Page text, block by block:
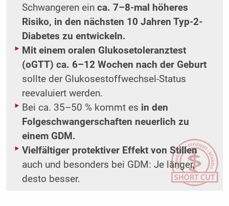
Schwangeren ein ca. 7–8-mal höheres
Risiko, in den nächsten 10 Jahren Typ-2-
Diabetes zu ­entwickeln.
Mit einem oralen Glukosetoleranztest
(oGTT) ca. 6–12 Wochen nach der Geburt
sollte der Glukosestoffwechsel-Status
reevaluiert werden.
Bei ca. 35–50 % kommt es in den
Folgeschwangerschaften neuerlich zu
einem GDM.
Vielfältiger protektiver Effekt von Stillen
auch und besonders bei GDM: Je länger,
desto besser.